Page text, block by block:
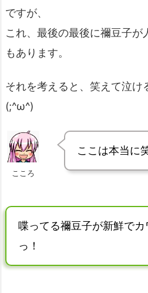
ですが、
これ、最後の最後に禰豆子が
もあります。
それを考えると、笑えて泣け
(;^ω^)
こころ
ここは本当に
喋ってる禰豆子が新鮮でカ
っ！